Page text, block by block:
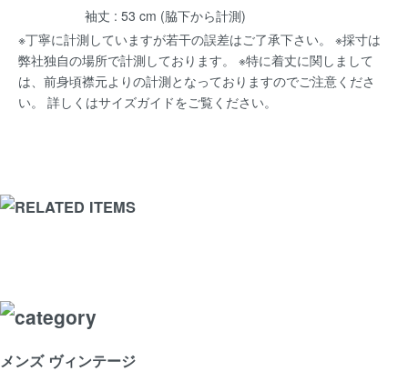
袖丈 : 53 cm (脇下から計測)
※丁寧に計測していますが若干の誤差はご了承下さい。 ※採寸は
弊社独自の場所で計測しております。 ※特に着丈に関しまして
は、前身頃襟元よりの計測となっておりますのでご注意くださ
い。 詳しくはサイズガイドをご覧ください。
メンズ ヴィンテージ